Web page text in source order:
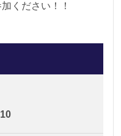
ください！！